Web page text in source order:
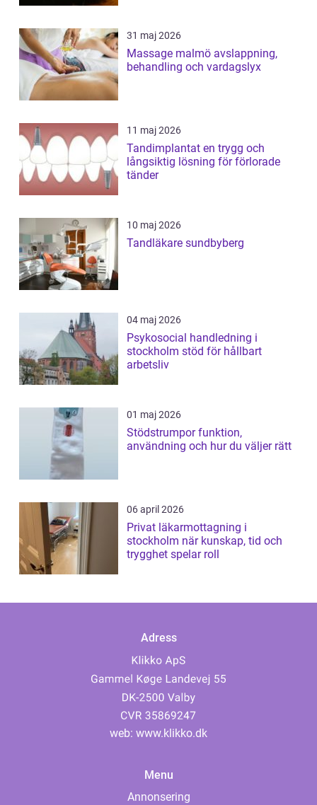
31 maj 2026
Massage malmö avslappning,
behandling och vardagslyx
11 maj 2026
Tandimplantat en trygg och
långsiktig lösning för förlorade
tänder
10 maj 2026
Tandläkare sundbyberg
04 maj 2026
Psykosocial handledning i
stockholm stöd för hållbart
arbetsliv
01 maj 2026
Stödstrumpor funktion,
användning och hur du väljer rätt
06 april 2026
Privat läkarmottagning i
stockholm när kunskap, tid och
trygghet spelar roll
Adress
web: www.klikko.dk
Menu
Annonsering